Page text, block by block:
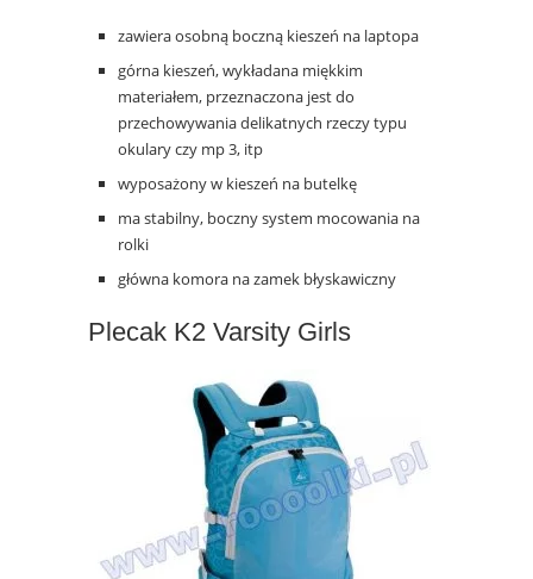
zawiera osobną boczną kieszeń na laptopa
górna kieszeń, wykładana miękkim
materiałem, przeznaczona jest do
przechowywania delikatnych rzeczy typu
okulary czy mp 3, itp
wyposażony w kieszeń na butelkę
ma stabilny, boczny system mocowania na
rolki
główna komora na zamek błyskawiczny
Plecak K2 Varsity Girls